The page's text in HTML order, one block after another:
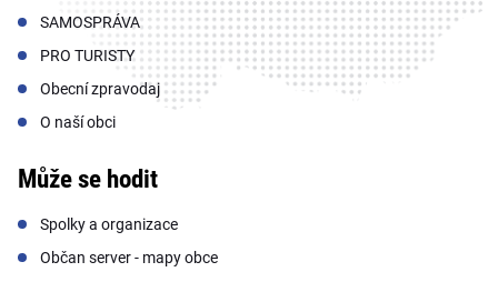
SAMOSPRÁVA
PRO TURISTY
Obecní zpravodaj
O naší obci
Může se hodit
Spolky a organizace
Občan server - mapy obce